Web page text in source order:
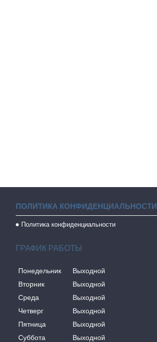
ПОЛИТИКА КОНФИДЕНЦИАЛЬНОСТИ
Политика конфиденциальности
ГРАФИК РАБОТЫ
Понедельник
Выходной
Вторник
Выходной
Среда
Выходной
Четверг
Выходной
Пятница
Выходной
Суббота
Выходной